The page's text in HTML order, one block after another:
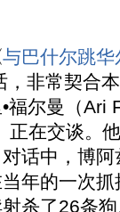
与巴什尔跳华
非常契合
福尔曼（Ari
在交谈。
话中，博
年的一次
杀了26条